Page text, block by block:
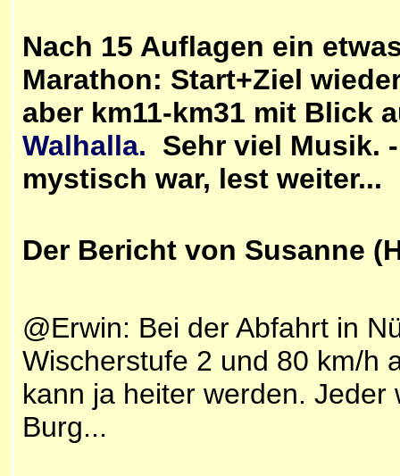
Nach 15 Auflagen ein
Marathon: Start+Ziel
aber km11-km31 mit Blick
Walhalla. Sehr viel Musik.
mystisch war, lest weiter...
Der Bericht von Susanne
@Erwin: Bei der Abfahrt in
Wischerstufe 2 und 80 km/h
kann ja heiter werden.
Burg...